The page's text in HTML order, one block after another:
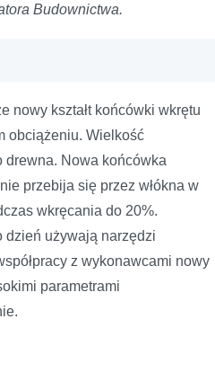
Budownictwa.
nowy kształt końcówki wkrętu
obciążeniu. Wielkość
drewna. Nowa końcówka
przebija się przez włókna w
wkręcania do 20%.
dzień używają narzędzi
z wykonawcami nowy
parametrami